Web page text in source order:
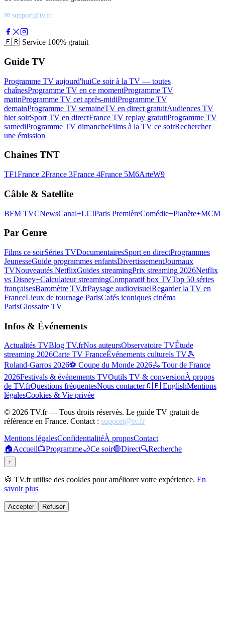
✉ support@tv.fr
🇫🇷 Service 100% gratuit
Guide TV
Programme TV aujourd'huiCe soir à la TV — toutes
chaînesProgramme TV en ce momentProgramme TV
matinProgramme TV cet après-midiProgramme TV
demainProgramme TV semaineTV en direct gratuitAudiences TV
hier soirSport TV en directFrance TV replay gratuitProgramme TV
samediProgramme TV dimancheFilms à la TV ce soirRechercher
une émission
Chaînes TNT
TF1France 2France 3France 4France 5M6ArteW9
Câble & Satellite
BFM TVCNewsCanal+LCIParis PremièreComédie+Planète+MCM
Par Genre
Films ce soirSéries TVDocumentairesSport en directProgrammes
JeunesseGuide programmes enfantsDivertissementJournaux
TVNouveautés NetflixGuides streamingPrix streaming 2026Netflix
vs Disney+Calculateur streamingComparatif box TVTop 50 séries
françaisesBaromètre TV.frPaysage audiovisuelRegarder la TV en
FranceLieux de tournage ParisCafés iconiques cinéma
ParisGlossaire TV
Infos & Événements
Actualités TVBlog TV.frNos auteursObservatoire TVÉtude
streaming 2026Carte TV FranceÉvénements culturels TV🎾
Roland-Garros 2026⚽ Coupe du Monde 2026🚴 Tour de France
2026Festivals & événements TVOutils TV & conversionÀ propos
de TV.frQuestions fréquentesNous contacter🇬🇧 EnglishMentions
légalesCookies & Vie privée
© 2026 TV.fr — Tous droits réservés. Le guide TV gratuit de
référence en France. Contact : support@tv.fr
Mentions légalesConfidentialitéÀ proposContact
🏠Accueil📺Programme🌙Ce soir🔴Direct🔍Recherche
↑
🍪 TV.fr utilise des cookies pour améliorer votre expérience. En
savoir plus
Accepter Refuser